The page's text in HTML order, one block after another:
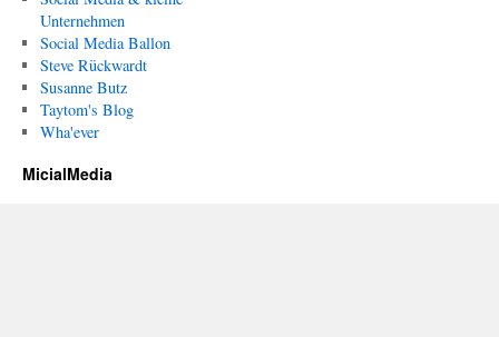
Unternehmen
Social Media Ballon
Steve Rückwardt
Susanne Butz
Taytom's Blog
Wha'ever
MicialMedia